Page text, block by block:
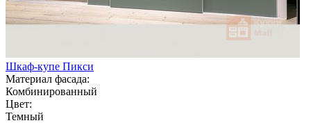
Шкаф-купе Пикси
Материал фасада:
Комбинированный
Цвет:
Темный